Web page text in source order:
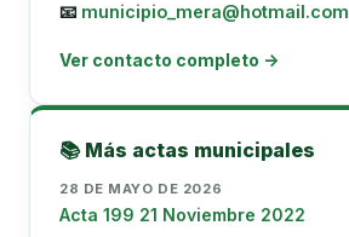
📧 municipio_mera@hotmail.com
Ver contacto completo →
📚 Más actas municipales
28 DE MAYO DE 2026
Acta 199 21 Noviembre 2022